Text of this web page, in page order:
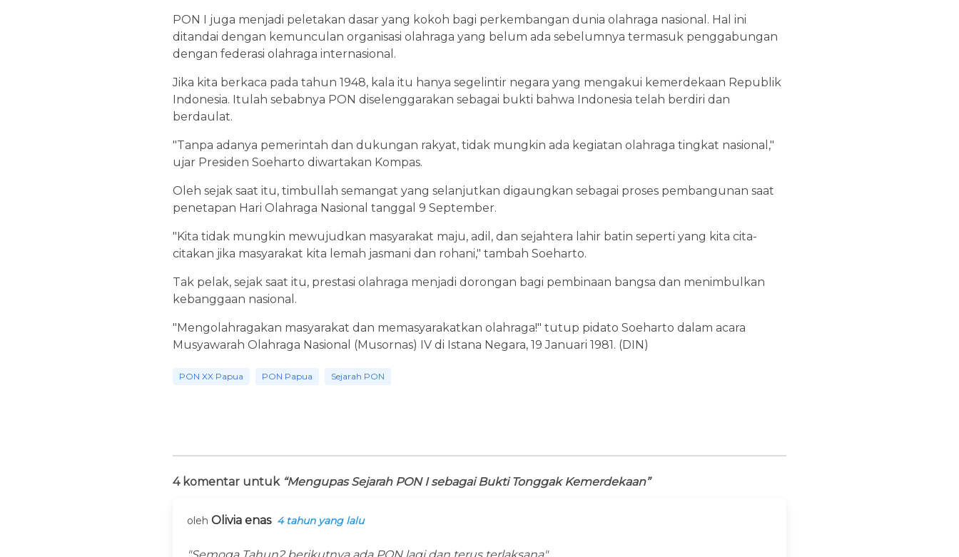
PON I juga menjadi peletakan dasar yang kokoh bagi perkembangan dunia olahraga nasional. Hal ini
ditandai dengan kemunculan organisasi olahraga yang belum ada sebelumnya termasuk penggabungan
dengan federasi olahraga internasional.
Jika kita berkaca pada tahun 1948, kala itu hanya segelintir negara yang mengakui kemerdekaan Republik
Indonesia. Itulah sebabnya PON diselenggarakan sebagai bukti bahwa Indonesia telah berdiri dan
berdaulat.
"Tanpa adanya pemerintah dan dukungan rakyat, tidak mungkin ada kegiatan olahraga tingkat nasional,"
ujar Presiden Soeharto diwartakan Kompas.
Oleh sejak saat itu, timbullah semangat yang selanjutkan digaungkan sebagai proses pembangunan saat
penetapan Hari Olahraga Nasional tanggal 9 September.
"Kita tidak mungkin mewujudkan masyarakat maju, adil, dan sejahtera lahir batin seperti yang kita cita-
citakan jika masyarakat kita lemah jasmani dan rohani," tambah Soeharto.
Tak pelak, sejak saat itu, prestasi olahraga menjadi dorongan bagi pembinaan bangsa dan menimbulkan
kebanggaan nasional.
"Mengolahragakan masyarakat dan memasyarakatkan olahraga!" tutup pidato Soeharto dalam acara
Musyawarah Olahraga Nasional (Musornas) IV di Istana Negara, 19 Januari 1981. (DIN)
PON XX Papua PON Papua Sejarah PON
4 komentar untuk “Mengupas Sejarah PON I sebagai Bukti Tonggak Kemerdekaan”
oleh Olivia enas 4 tahun yang lalu